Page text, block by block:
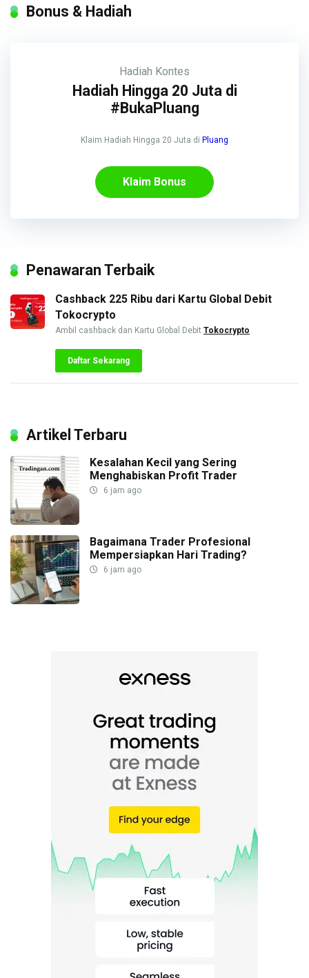
Bonus & Hadiah
Hadiah Kontes
Hadiah Hingga 20 Juta di
#BukaPluang
Klaim Hadiah Hingga 20 Juta di Pluang
Klaim Bonus
Penawaran Terbaik
Cashback 225 Ribu dari Kartu Global Debit
Tokocrypto
Ambil cashback dan Kartu Global Debit Tokocrypto
Daftar Sekarang
Artikel Terbaru
Kesalahan Kecil yang Sering
Menghabiskan Profit Trader
6 jam ago
Bagaimana Trader Profesional
Mempersiapkan Hari Trading?
6 jam ago